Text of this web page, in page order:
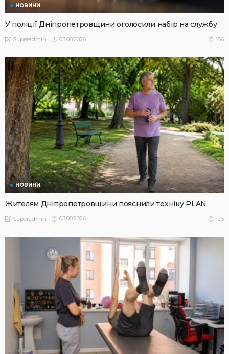
НОВИНИ
У поліції Дніпропетровщини оголосили набір на службу
Superadmin 03.08.2026 156
НОВИНИ
Жителям Дніпропетровщини пояснили техніку PLAN
Superadmin 03.08.2026 126